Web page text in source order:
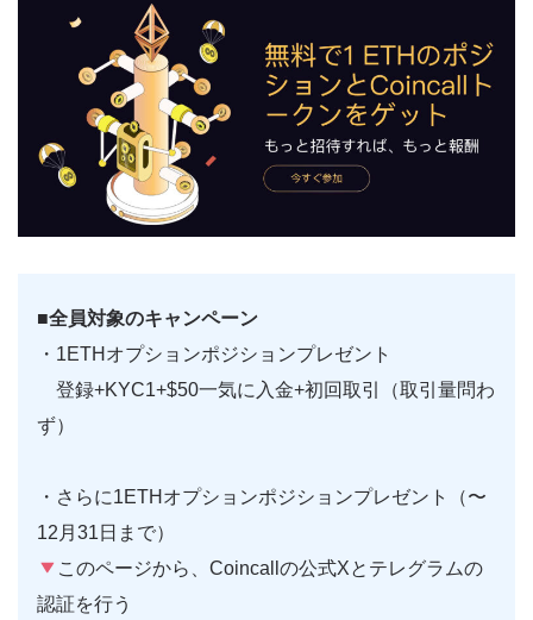
■全員対象のキャンペーン
・1ETHオプションポジションプレゼント
登録+KYC1+$50一気に入金+初回取引（取引量問わ
ず）
・さらに1ETHオプションポジションプレゼント（〜
12月31日まで）
このページから、Coincallの公式Xとテレグラムの
認証を行う